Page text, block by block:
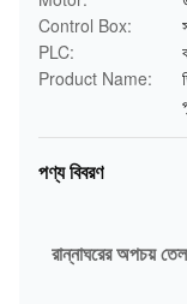
Control Box:
PLC:
Product Name:
পণ্য বিবরণ
রান্নাঘরের অপচয়